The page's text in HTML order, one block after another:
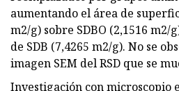
aumentando el área de
m2/g) sobre SDBO (2,1516
de SDB (7,4265 m2/g). No se
imagen SEM del RSD que se
Investigación con microscopio